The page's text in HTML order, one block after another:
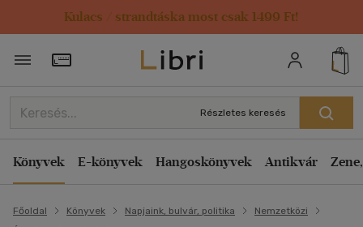
Kulacs / strandtáska most csak 1499 Ft!
Törzsvásárlói Kártya adatai
Részletes keresés
Könyvek E-könyvek Hangoskönyvek Antikvár
Főoldal Könyvek Napjaink, bulvár, politika
Nemzetközi